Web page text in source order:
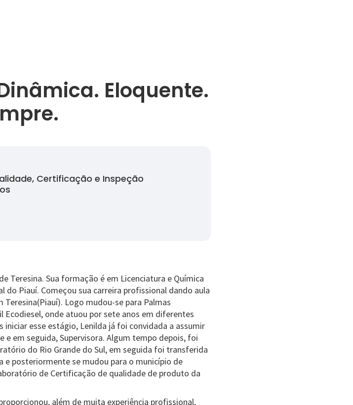
Eloquente.
Certificação e Inspeção
Teresina. Sua formação é em Licenciatura e Química
do Piauí. Começou sua carreira profissional dando aula
Logo mudou-se para Palmas
Ecodiesel, onde atuou por sete anos em diferentes
iniciar esse estágio, Lenilda já foi convidada a assumir
em seguida, Supervisora. Algum tempo depois, foi
do Rio Grande do Sul, em seguida foi transferida
e posteriormente se mudou para o município de
de Certificação de qualidade de produto da
além de muita experiência profissional,